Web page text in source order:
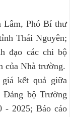
Lâm, Phó Bí thư
Thái Nguyên;
đạo các chi bộ
của Nhà trường.
kết quả giữa
bộ Trường
2025; Báo cáo